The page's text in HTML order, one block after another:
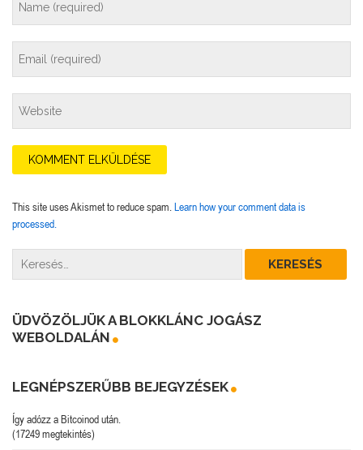
This site uses Akismet to reduce spam. Learn how your comment data is
processed.
ÜDVÖZÖLJÜK A BLOKKLÁNC JOGÁSZ
WEBOLDALÁN
LEGNÉPSZERŰBB BEJEGYZÉSEK
Így adózz a Bitcoinod után.
(17249 megtekintés)